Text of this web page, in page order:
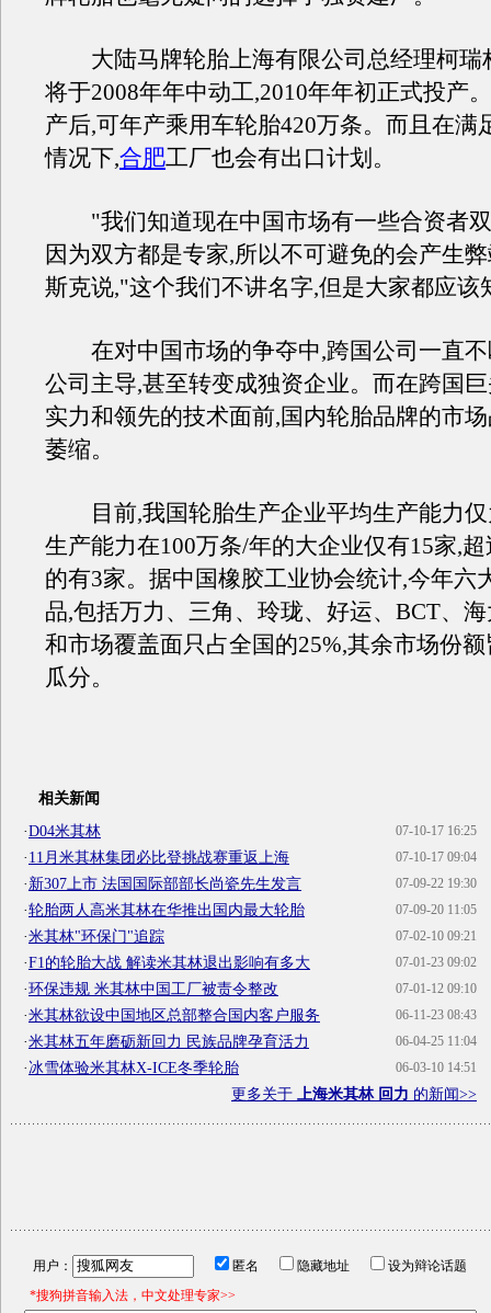
大陆马牌轮胎上海有限公司总经理柯瑞
将于2008年年中动工,2010年年初正式投产
产后,可年产乘用车轮胎420万条。而且在满
情况下,合肥工厂也会有出口计划。
"我们知道现在中国市场有一些合资者双
因为双方都是专家,所以不可避免的会产生
斯克说,"这个我们不讲名字,但是大家都应该
在对中国市场的争夺中,跨国公司一直不
公司主导,甚至转变成独资企业。而在跨国
实力和领先的技术面前,国内轮胎品牌的市
萎缩。
目前,我国轮胎生产企业平均生产能力仅
生产能力在100万条/年的大企业仅有15家,
的有3家。据中国橡胶工业协会统计,今年六
品,包括万力、三角、玲珑、好运、BCT、
和市场覆盖面只占全国的25%,其余市场份
瓜分。
相关新闻
07-10-17 16:25
·D04米其林
07-10-17 09:04
·11月米其林集团必比登挑战赛重返上海
07-09-22 19:30
·新307上市 法国国际部部长尚瓷先生发言
07-09-20 11:05
·轮胎两人高米其林在华推出国内最大轮胎
07-02-10 09:21
·米其林"环保门"追踪
07-01-23 09:02
·F1的轮胎大战 解读米其林退出影响有多大
07-01-12 09:10
·环保违规 米其林中国工厂被责令整改
06-11-23 08:43
·米其林欲设中国地区总部整合国内客户服务
06-04-25 11:04
·米其林五年磨砺新回力 民族品牌孕育活力
06-03-10 14:51
·冰雪体验米其林X-ICE冬季轮胎
更多关于
上海米其林 回力 的新闻>>
用户： 匿名 隐藏地址
设为辩论话题
*搜狗拼音输入法，中文处理专家>>